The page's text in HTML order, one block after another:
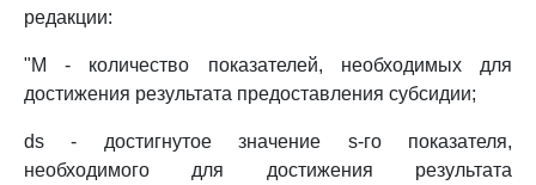
редакции:
"M - количество показателей, необходимых для
достижения результата предоставления субсидии;
ds - достигнутое значение s-го показателя,
необходимого для достижения результата